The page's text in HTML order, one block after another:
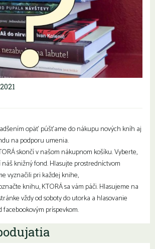
opäť púšťame do nákupu nových kníh aj
na podporu umenia.
skončí v našom nákupnom košíku. Vyberte,
knižný fond. Hlasujte prostredníctvom
vyznačili pri každej knihe,
knihu, KTORÁ sa vám páči. Hlasujeme na
vždy od soboty do utorka a hlasovanie
príspevkom.